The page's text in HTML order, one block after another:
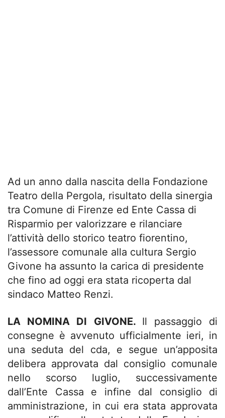
Ad un anno dalla nascita della Fondazione
Teatro della Pergola, risultato della sinergia
tra Comune di Firenze ed Ente Cassa di
Risparmio per valorizzare e rilanciare
l’attività dello storico teatro fiorentino,
l’assessore comunale alla cultura Sergio
Givone ha assunto la carica di presidente
che fino ad oggi era stata ricoperta dal
sindaco Matteo Renzi.
LA NOMINA DI GIVONE. Il passaggio di
consegne è avvenuto ufficialmente ieri, in
una seduta del cda, e segue un’apposita
delibera approvata dal consiglio comunale
nello scorso luglio, successivamente
dall’Ente Cassa e infine dal consiglio di
amministrazione, in cui era stata approvata